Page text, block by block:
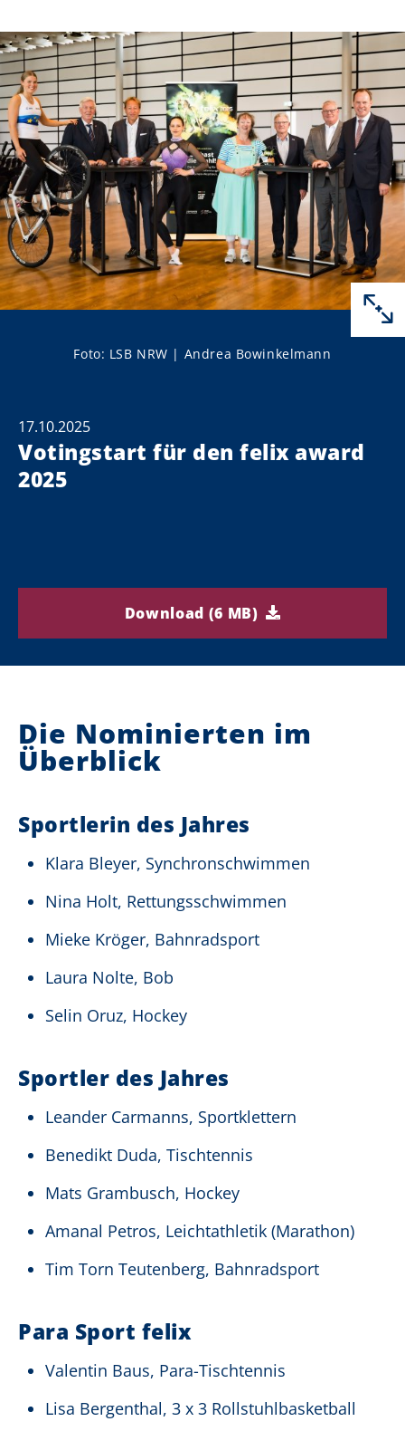
Foto: LSB NRW | Andrea Bowinkelmann
17.10.2025
Votingstart für den felix award
2025
Download (6 MB)
Die Nominierten im
Überblick
Sportlerin des Jahres
Klara Bleyer, Synchronschwimmen
Nina Holt, Rettungsschwimmen
Mieke Kröger, Bahnradsport
Laura Nolte, Bob
Selin Oruz, Hockey
Sportler des Jahres
Leander Carmanns, Sportklettern
Benedikt Duda, Tischtennis
Mats Grambusch, Hockey
Amanal Petros, Leichtathletik (Marathon)
Tim Torn Teutenberg, Bahnradsport
Para Sport felix
Valentin Baus, Para-Tischtennis
Lisa Bergenthal, 3 x 3 Rollstuhlbasketball